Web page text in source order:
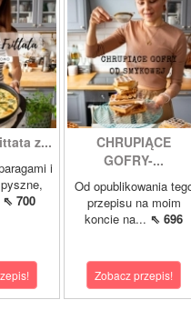
z...
i
⇖ 700
CHRUPIĄCE
GOFRY-...
Od opublikowania
przepisu na moim
koncie na... ⇖ 696
Zobacz przepis!